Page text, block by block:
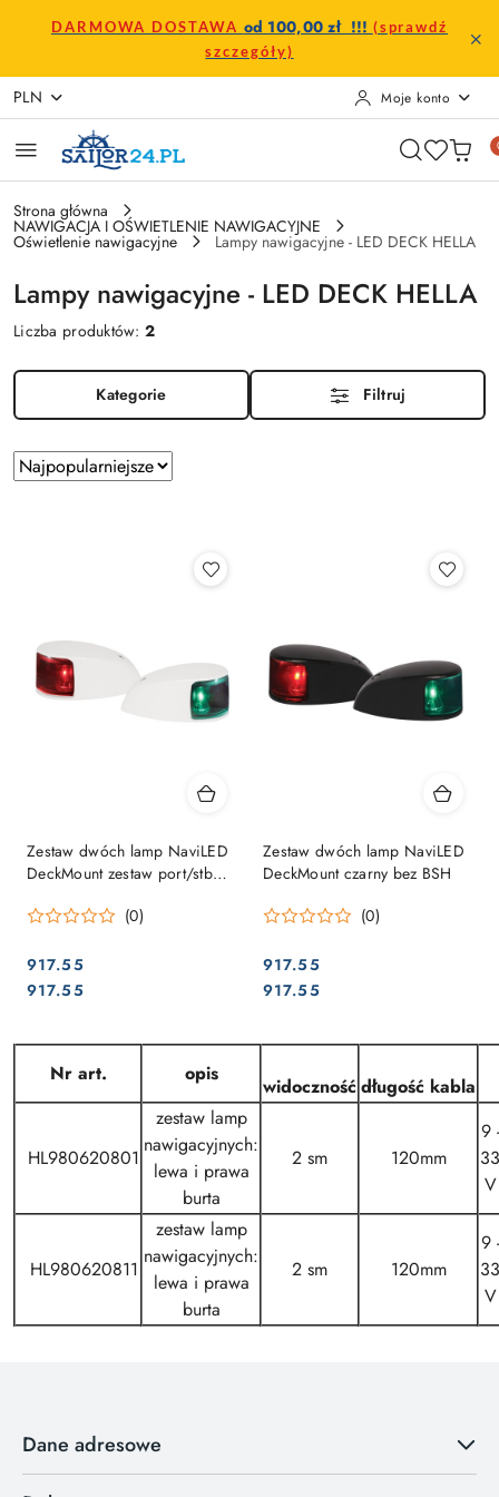
Przejdź do treści głównej
Przejdź do wyszukiwarki
Przejdź do moje konto
Przejdź do menu głównego
Przejdź do stopki
DARMOWA DOSTAWA od 100,00 zł !!! (sprawdź
szczegóły)
PLN Moje konto
Strona główna
NAWIGACJA I OŚWIETLENIE NAWIGACYJNE
Oświetlenie nawigacyjne Lampy nawigacyjne - LED DECK HELLA
Lampy nawigacyjne - LED DECK HELLA
Liczba produktów:2
Kategorie Filtruj
Zastosowano
sortowanie:
Sortuj
według
Zestaw dwóch lamp NaviLED
DeckMount zestaw port/stb
(0)
Cena:
917.55
Cena:
917.55
Zestaw dwóch lamp NaviLED
DeckMount czarny bez BSH
(0)
Cena:
917.55
Cena:
917.55
Nr art. opis
widocznośćdługość kabla
HL980620801
zestaw lamp
nawigacyjnych:
lewa i prawa
burta
2 sm 120mm
9 -
33
V
HL980620811
zestaw lamp
nawigacyjnych:
lewa i prawa
burta
2 sm 120mm
9 -
33
V
Dane adresowe